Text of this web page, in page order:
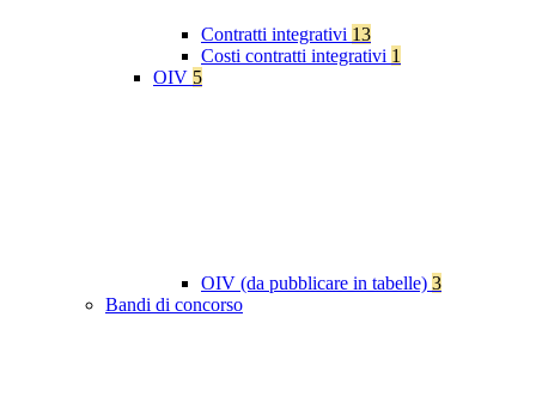
Contratti integrativi 13
Costi contratti integrativi 1
OIV 5
OIV (da pubblicare in tabelle) 3
Bandi di concorso